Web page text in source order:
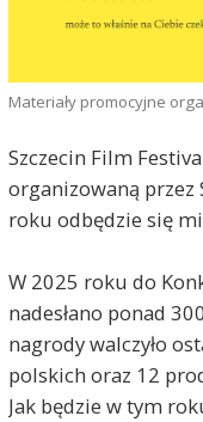
Materiały promocyjne
Szczecin Film
organizowaną przez
roku odbędzie się
W 2025 roku do
nadesłano ponad
nagrody walczyło
polskich oraz 12
Jak będzie w tym